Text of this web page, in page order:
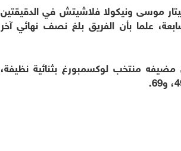
موسى ونيكولا فلاشيتش في الدقيقتين
علما بأن الفريق بلغ نصف نهائي آخر
منتخب لوكسمبورغ بثنائية نظيفة،